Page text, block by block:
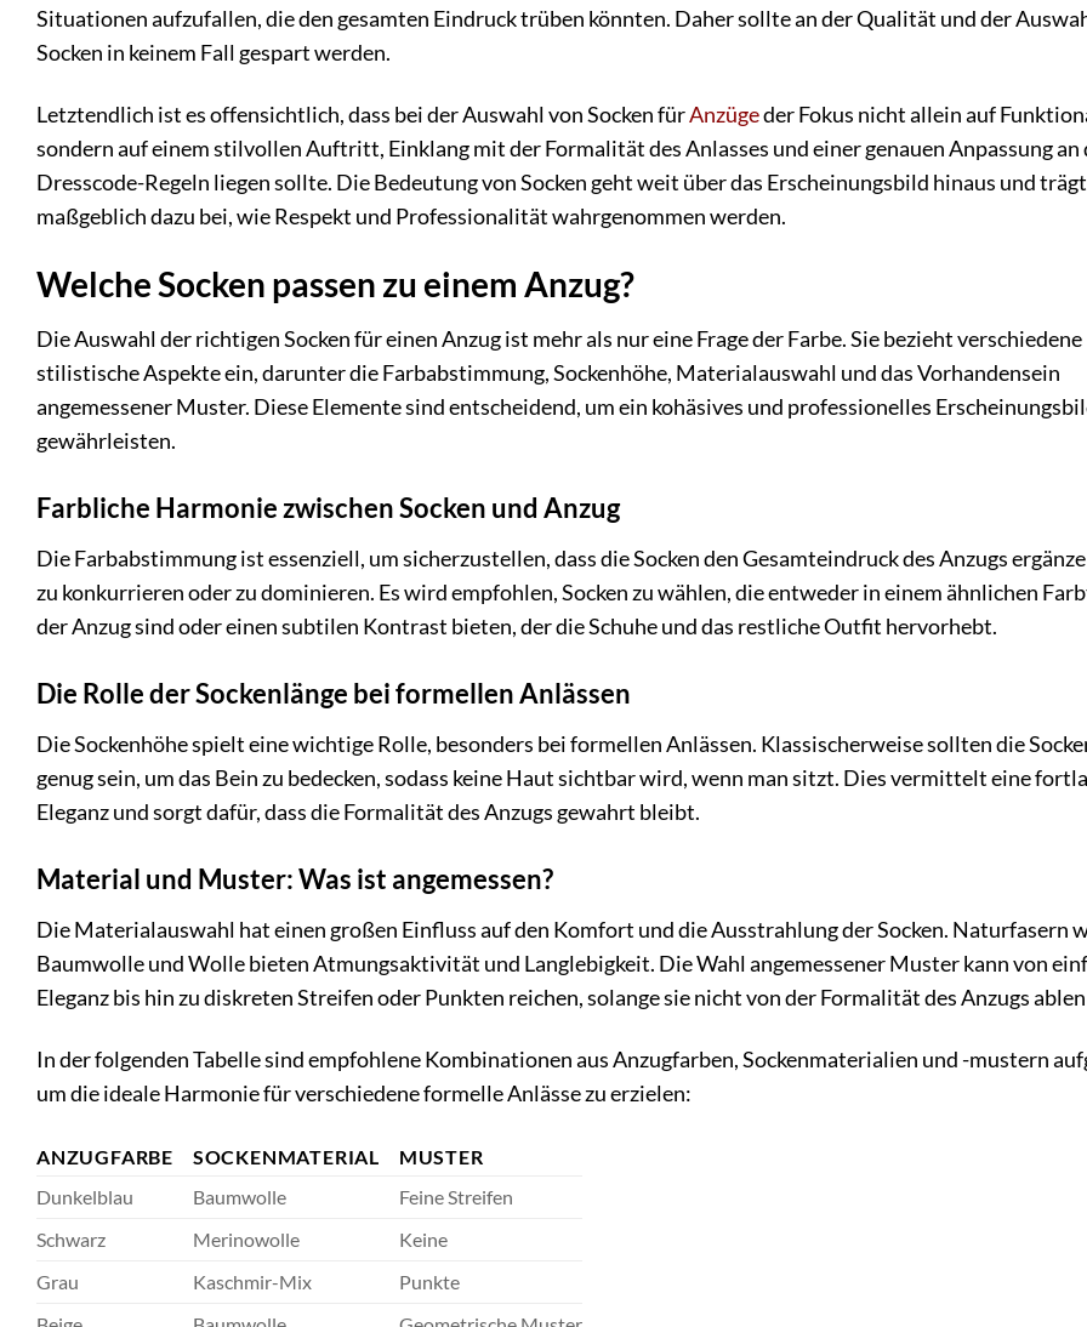
Situationen aufzufallen, die den gesamten Eindruck trüben könnten. Daher sollte an der Qualität und der
Socken in keinem Fall gespart werden.
Letztendlich ist es offensichtlich, dass bei der Auswahl von Socken fürAnzügeder Fokus nicht allein auf
sondern auf einem stilvollen Auftritt, Einklang mit der Formalität des Anlasses und einer genauen Anpassung an
Dresscode-Regeln liegen sollte. Die Bedeutung von Socken geht weit über das Erscheinungsbild hinaus und trägt
maßgeblich dazu bei, wie Respekt und Professionalität wahrgenommen werden.
Welche Socken passen zu einem Anzug?
Die Auswahl der richtigen Socken für einen Anzug ist mehr als nur eine Frage der Farbe. Sie bezieht verschiedene
stilistische Aspekte ein, darunter die Farbabstimmung, Sockenhöhe, Materialauswahl und das Vorhandensein
angemessener Muster. Diese Elemente sind entscheidend, um ein kohäsives und professionelles
gewährleisten.
Farbliche Harmonie zwischen Socken und Anzug
Die Farbabstimmung ist essenziell, um sicherzustellen, dass die Socken den Gesamteindruck des Anzugs
zu konkurrieren oder zu dominieren. Es wird empfohlen, Socken zu wählen, die entweder in einem ähnlichen
der Anzug sind oder einen subtilen Kontrast bieten, der die Schuhe und das restliche Outfit hervorhebt.
Die Rolle der Sockenlänge bei formellen Anlässen
Die Sockenhöhe spielt eine wichtige Rolle, besonders bei formellen Anlässen. Klassischerweise sollten die
genug sein, um das Bein zu bedecken, sodass keine Haut sichtbar wird, wenn man sitzt. Dies vermittelt eine
Eleganz und sorgt dafür, dass die Formalität des Anzugs gewahrt bleibt.
Material und Muster: Was ist angemessen?
Die Materialauswahl hat einen großen Einfluss auf den Komfort und die Ausstrahlung der Socken. Naturfasern
Baumwolle und Wolle bieten Atmungsaktivität und Langlebigkeit. Die Wahl angemessener Muster kann von
Eleganz bis hin zu diskreten Streifen oder Punkten reichen, solange sie nicht von der Formalität des Anzugs
In der folgenden Tabelle sind empfohlene Kombinationen aus Anzugfarben, Sockenmaterialien und -mustern
um die ideale Harmonie für verschiedene formelle Anlässe zu erzielen:
ANZUGFARBE SOCKENMATERIAL
MUSTER
Dunkelblau
Baumwolle
Feine Streifen
Schwarz
Merinowolle
Keine
Grau
Kaschmir-Mix
Punkte